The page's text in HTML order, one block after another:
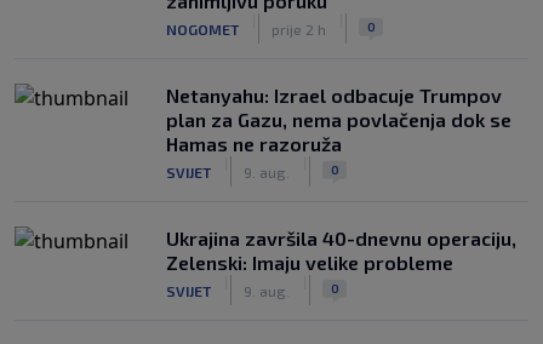
NOGOMET prije 2 h 0
Netanyahu: Izrael odbacuje Trumpov
plan za Gazu, nema povlačenja dok se
Hamas ne razoruža
SVIJET 9. aug. 0
Ukrajina završila 40-dnevnu operaciju,
Zelenski: Imaju velike probleme
SVIJET 9. aug. 0